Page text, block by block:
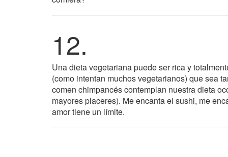
12.
Una dieta vegetariana puede ser rica y
(como intentan muchos vegetarianos) que sea
comen chimpancés contemplan nuestra dieta
mayores placeres). Me encanta el sushi, me
amor tiene un límite.